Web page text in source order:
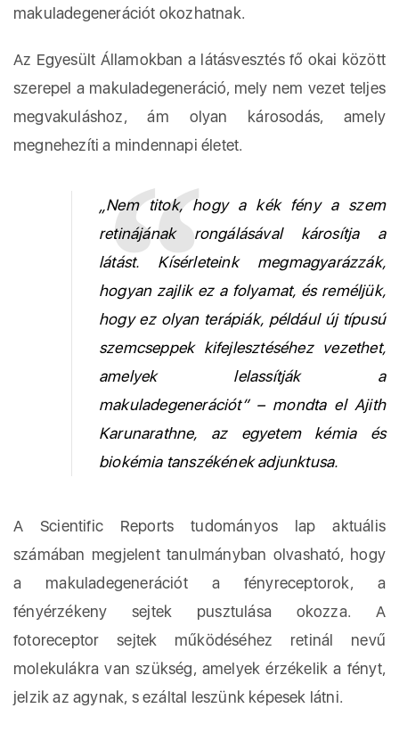
makuladegenerációt okozhatnak.
Az Egyesült Államokban a látásvesztés fő okai között
szerepel a makuladegeneráció, mely nem vezet teljes
megvakuláshoz, ám olyan károsodás, amely
megnehezíti a mindennapi életet.
„Nem titok, hogy a kék fény a szem
retinájának rongálásával károsítja a
látást. Kísérleteink megmagyarázzák,
hogyan zajlik ez a folyamat, és reméljük,
hogy ez olyan terápiák, például új típusú
szemcseppek kifejlesztéséhez vezethet,
amelyek lelassítják a
makuladegenerációt” – mondta el Ajith
Karunarathne, az egyetem kémia és
biokémia tanszékének adjunktusa.
A Scientific Reports tudományos lap aktuális
számában megjelent tanulmányban olvasható, hogy
a makuladegenerációt a fényreceptorok, a
fényérzékeny sejtek pusztulása okozza. A
fotoreceptor sejtek működéséhez retinál nevű
molekulákra van szükség, amelyek érzékelik a fényt,
jelzik az agynak, s ezáltal leszünk képesek látni.